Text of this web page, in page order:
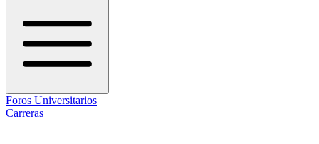
Foros Universitarios
Carreras